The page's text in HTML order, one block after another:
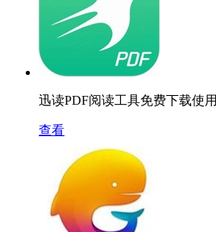
迅读PDF阅读工具免费下载使用
查看